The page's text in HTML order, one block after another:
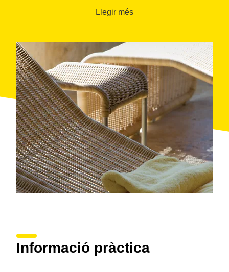
indrets d’interès històric, cultural i d’oci del centre de
Llegir més
Informació pràctica